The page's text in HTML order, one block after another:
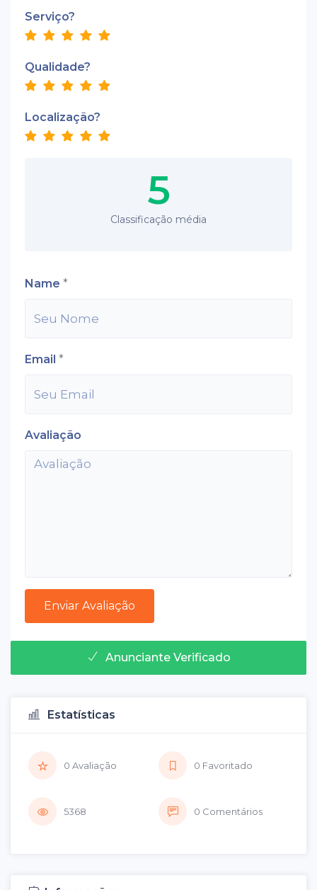
Serviço?
Qualidade?
Localização?
5
Classificação média
Name *
Email *
Avaliação
Anunciante Verificado
Estatísticas
0 Avaliação 0 Favoritado
5368 0 Comentários